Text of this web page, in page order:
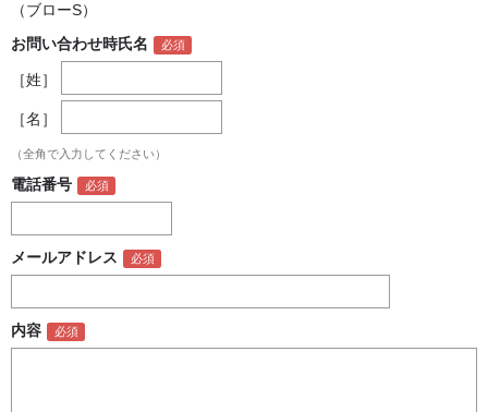
（ブローS）
お問い合わせ時氏名
［姓］
［名］
（全角で入力してください）
電話番号
メールアドレス
内容